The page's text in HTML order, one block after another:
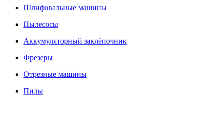
Шлифовальные машины
Пылесосы
Аккумуляторный заклёпочник
Фрезеры
Отрезные машины
Пилы